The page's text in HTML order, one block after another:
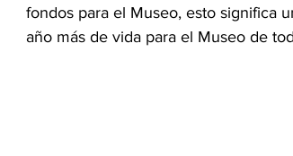
fondos para el Museo, esto significa
año más de vida para el Museo de